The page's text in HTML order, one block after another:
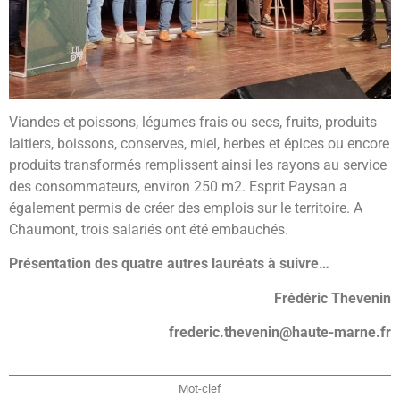
Viandes et poissons, légumes frais ou secs, fruits, produits
laitiers, boissons, conserves, miel, herbes et épices ou encore
produits transformés remplissent ainsi les rayons au service
des consommateurs, environ 250 m2. Esprit Paysan a
également permis de créer des emplois sur le territoire. A
Chaumont, trois salariés ont été embauchés.
Présentation des quatre autres lauréats à suivre…
Frédéric Thevenin
frederic.thevenin@haute-marne.fr
Mot-clef